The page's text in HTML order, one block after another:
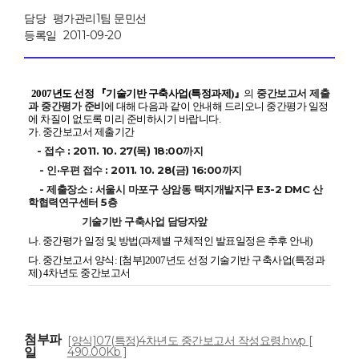
담당 평가관리1팀 문민선
등록일 2011-09-20
2007년도 선정 『기술기반 구축사업(특정과제)』 의 중간보고서 제출
과 중간평가 준비에 대해 다음과 같이 안내해 드리오니 중간평가 일정
에 차질이 없도록 미리 준비하시기 바랍니다.
가. 중간보고서 제출기간
- 접수 : 2011. 10. 27(목) 18:00까지
- 인·우편 접수 : 2011. 10. 28(금) 16:00까지
- 제출장소 : 서울시 마포구 상암동 택지개발지구 E3-2 DMC 산
학협력연구센터 5층
기술기반 구축사업 담당자앞
나. 중간평가 일정 및 방법(과제별 구체적인 발표일정은 추후 안내)
다. 중간보고서 양식: [첨부]2007년도 선정 기술기반 구축사업(특정과
제) 4차년도 중간보고서
첨부파
일
[양식]07(특정)4차년도 중간보고서 작성요령.hwp [
490.00Kb ]